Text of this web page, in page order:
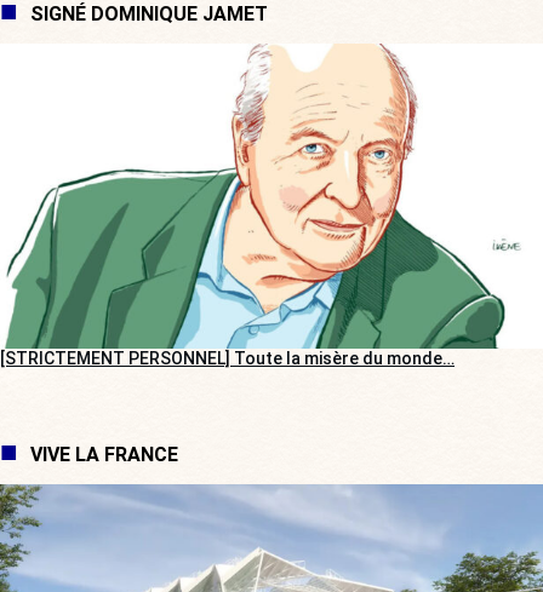
SIGNÉ DOMINIQUE JAMET
[STRICTEMENT PERSONNEL] Toute la misère du monde…
VIVE LA FRANCE